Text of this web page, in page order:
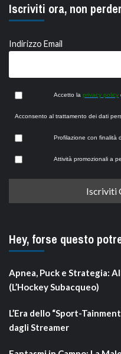
Iscriviti ora, non
Indirizzo Email
Accetto la privacy policy
Acconsento al trattamento dei dati
Profilazione con finalità
Attività promozionali a
Hey, forse questo
Apnea, Puck e Strategia:
(L’Hockey Subacqueo)
L’Era dello “Sport-
dagli Streamer